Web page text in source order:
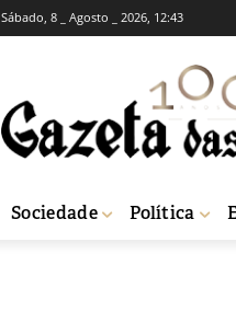
Sábado, 8 _ Agosto _ 2026, 12:43
Sociedade Política
OPINIÃO SAÚDE
Alergias
Redação 5 de Novembro,